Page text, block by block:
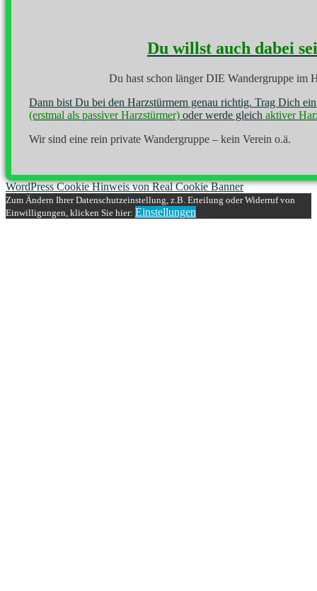
Du willst auch dabei
Du hast schon länger DIE Wandergruppe im
Dann bist Du bei den Harzstürmern genau richtig. Trag Dich
(erstmal als passiver Harzstürmer) oder werde gleich aktiver
Wir sind eine rein private Wandergruppe – kein Verein o.ä.
WordPress Cookie Hinweis von Real Cookie Banner
Zum Ändern Ihrer Datenschutzeinstellung, z.B. Erteilung oder Widerruf von
Einwilligungen, klicken Sie hier: Einstellungen